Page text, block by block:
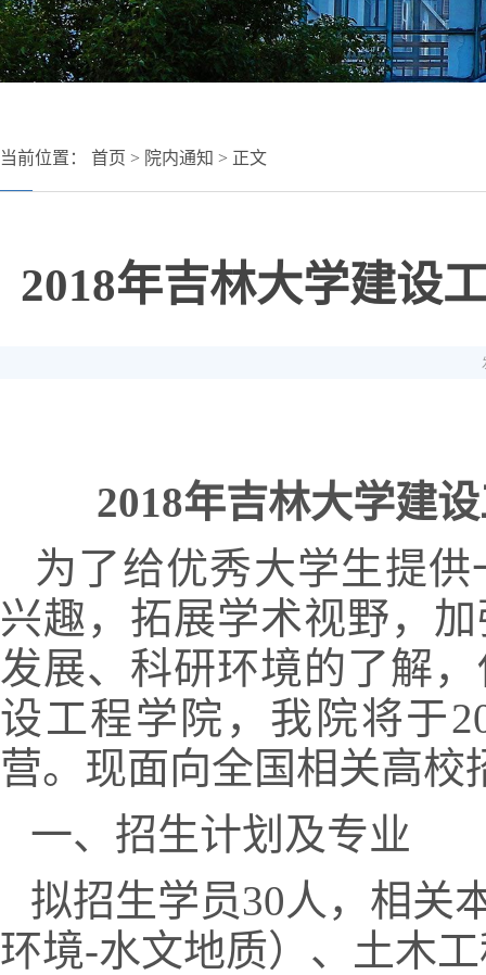
当前位置： 首页 > 院内通知 > 正文
2018年吉林大学建设
2018年吉林大学建
为了给优秀大学生提
兴趣，拓展学术视野，
发展、科研环境的了解
设工程学院，我院将于
营。现面向全国相关高校
一、招生计划及专业
拟招生学员30人，相关
环境-水文地质）、土木